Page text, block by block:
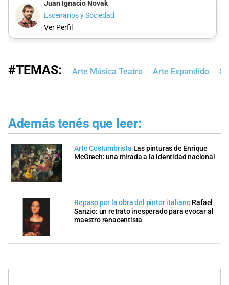
Juan Ignacio Novak
Escenarios y Sociedad
Ver Perfil
#TEMAS: Arte Música Teatro Arte Expandido
Además tenés que leer:
Arte Costumbrista Las pinturas de Enrique
McGrech: una mirada a la identidad nacional
Repaso por la obra del pintor italiano Rafael
Sanzio: un retrato inesperado para evocar al
maestro renacentista